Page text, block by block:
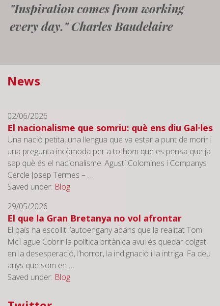
"Inspiration comes from working
every day." Charles Baudelaire
News
02/06/2026
El nacionalisme que somriu: què ens diu Gal·les
Una nació petita, una llengua que va estar a punt de morir i
una pregunta incòmoda per a tothom que es pensa que ja
sap què és el nacionalisme. Agustí Colomines i Companys
Cercle Josep Termes – …
Saved under: Blog
29/05/2026
El que la Gran Bretanya no vol afrontar
El país ha escollit l’autoengany abans que la realitat Tom
McTague Cobrir la política britànica avui és quedar colgat
en la desesperació, l’horror, la indignació i la intriga. Fa deu
anys que som en …
Saved under: Blog